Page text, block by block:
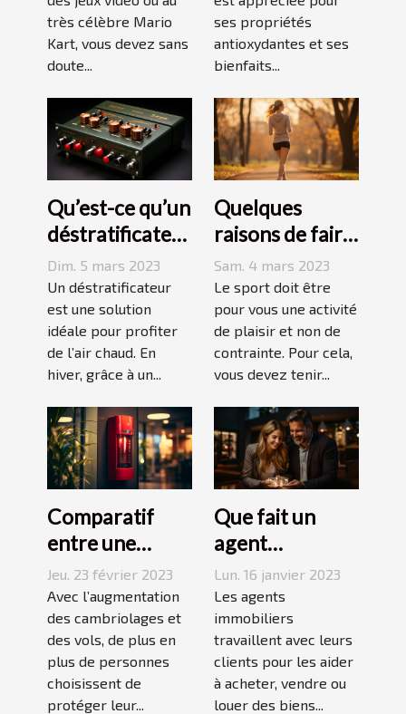
très célèbre Mario
Kart, vous devez sans
doute...
peau ?
ses propriétés
antioxydantes et ses
bienfaits...
Qu’est-ce qu’un
déstratificateur
?
Dim. 5 mars 2023
Un déstratificateur
est une solution
idéale pour profiter
de l’air chaud. En
hiver, grâce à un...
Quelques
raisons de faire
du sport
Sam. 4 mars 2023
Le sport doit être
pour vous une activité
de plaisir et non de
contrainte. Pour cela,
vous devez tenir...
Comparatif
entre une
agence sécurité
et un système
d’alarme
Jeu. 23 février 2023
Avec l’augmentation
des cambriolages et
des vols, de plus en
plus de personnes
choisissent de
protéger leur...
Que fait un
agent
immobilier ?
Lun. 16 janvier 2023
Les agents
immobiliers
travaillent avec leurs
clients pour les aider
à acheter, vendre ou
louer des biens...